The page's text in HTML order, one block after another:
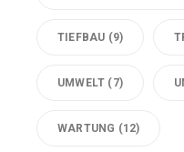
TIEFBAU (9)
UMWELT (7)
WARTUNG (12)